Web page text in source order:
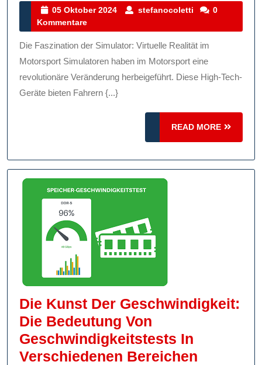
Der
Simulatortechnologie
Im
Motorsport
05 Oktober 2024
05
2024
stefanocoletti stefanocoletti
0
Kommentare
Die Faszination der Simulator: Virtuelle Realität im
Motorsport Simulatoren haben im Motorsport eine
revolutionäre Veränderung herbeigeführt. Diese High-Tech-
Geräte bieten Fahrern {...}
READ MORE
READ
MORE
Die Kunst Der Geschwindigkeit:
Die Bedeutung Von
Geschwindigkeitstests In
Verschiedenen Bereichen